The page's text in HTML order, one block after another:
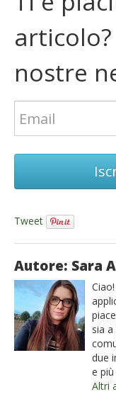
nostre
Tweet
Autore: Sara
sia
due
e
Altri